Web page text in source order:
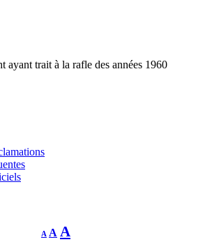
ayant trait à la rafle des années 1960
A
Decrease
font
A Reset
A